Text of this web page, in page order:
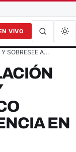
VIVO
SOBRESEE A…
EN